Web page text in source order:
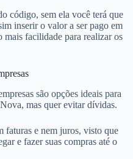
código, sem ela você terá que
inserir o valor a ser pago em
facilidade para realizar os
são opções ideais para
mas quer evitar dívidas.
faturas e nem juros, visto que
e fazer suas compras até o